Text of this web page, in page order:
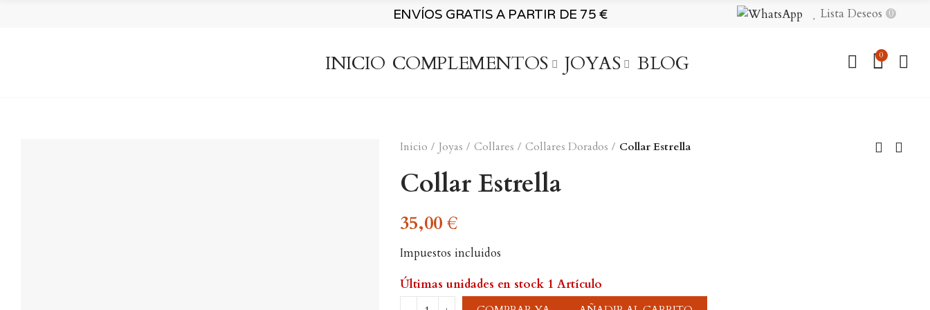
ENVÍOS GRATIS A PARTIR DE 75 € Lista Deseos 0
INICIO COMPLEMENTOS JOYAS BLOG 0
Inicio Joyas Collares Collares Dorados Collar Estrella
Collar Estrella
35,00 €
Impuestos incluidos
Últimas unidades en stock 1 Artículo